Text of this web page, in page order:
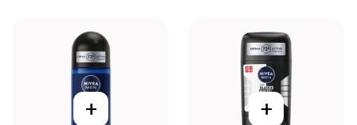
+
+